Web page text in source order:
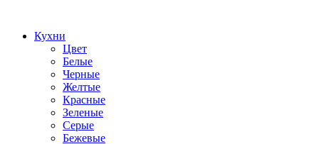
Кухни
Цвет
Белые
Черные
Желтые
Красные
Зеленые
Серые
Бежевые